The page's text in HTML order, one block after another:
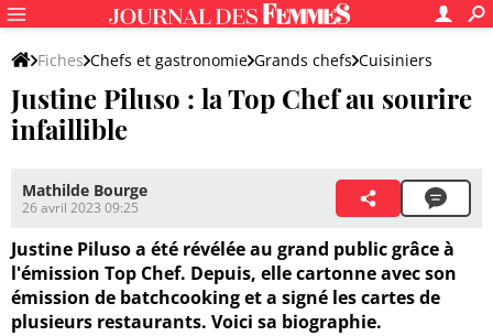
Fiches Chefs et gastronomie Grands chefs Cuisiniers
Autres chefs
Justine Piluso : la Top Chef au sourire
infaillible
Mathilde Bourge
26 avril 2023 09:25
Justine Piluso a été révélée au grand public grâce à
l'émission Top Chef. Depuis, elle cartonne avec son
émission de batchcooking et a signé les cartes de
plusieurs restaurants. Voici sa biographie.